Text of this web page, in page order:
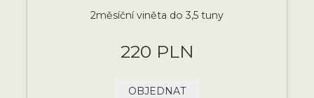
2měsíční viněta do 3,5 tuny
220 PLN
OBJEDNAT